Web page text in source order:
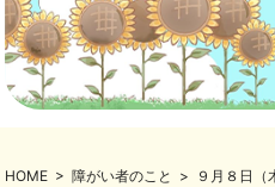
HOME > 障がい者のこと > ９月８日（